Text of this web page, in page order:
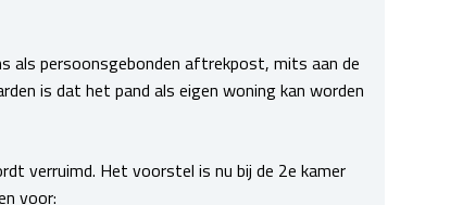
als persoonsgebonden aftrekpost, mits aan de
is dat het pand als eigen woning kan worden
verruimd. Het voorstel is nu bij de 2e kamer
voor: